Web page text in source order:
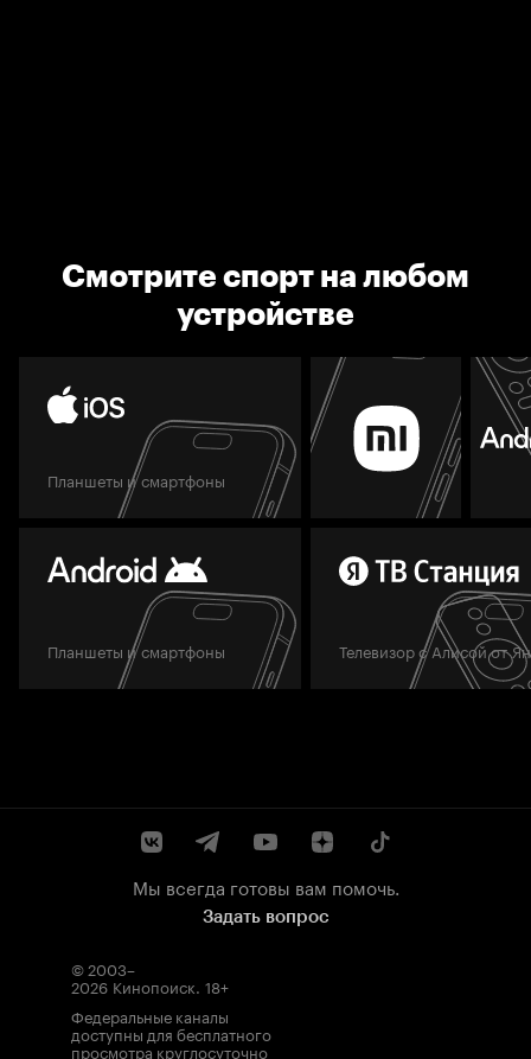
Смотрите спорт на любом
устройстве
Планшеты и смартфоны
Планшеты и смартфоны Телевизор с Алисой от
Мы всегда готовы вам помочь.
Задать вопрос
© 2003–
2026 Кинопоиск. 18+
Федеральные каналы
доступны для бесплатного
просмотра круглосуточно